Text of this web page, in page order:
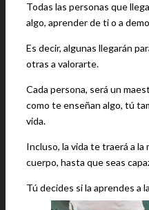
Todas las personas que
algo, aprender de ti o a
Es decir, algunas llegarán
otras a valorarte.
Cada persona, será un
como te enseñan algo, tú
vida.
Incluso, la vida te traerá a
cuerpo, hasta que seas
Tú decides si la aprendes a